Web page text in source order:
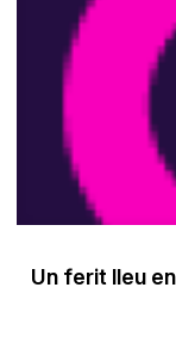
Un ferit lleu